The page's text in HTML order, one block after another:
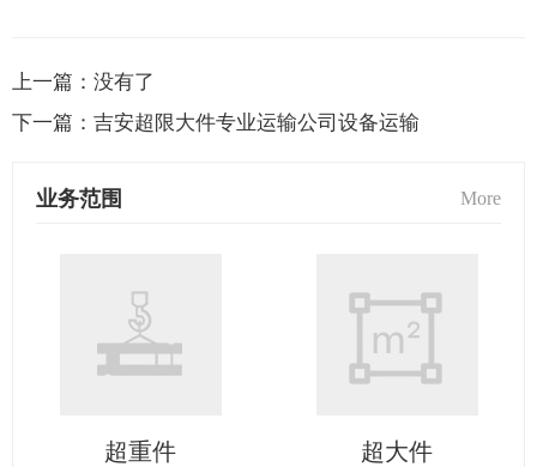
上一篇： 没有了
下一篇： 吉安超限大件专业运输公司设备运输
业务范围 More
超重件 超大件